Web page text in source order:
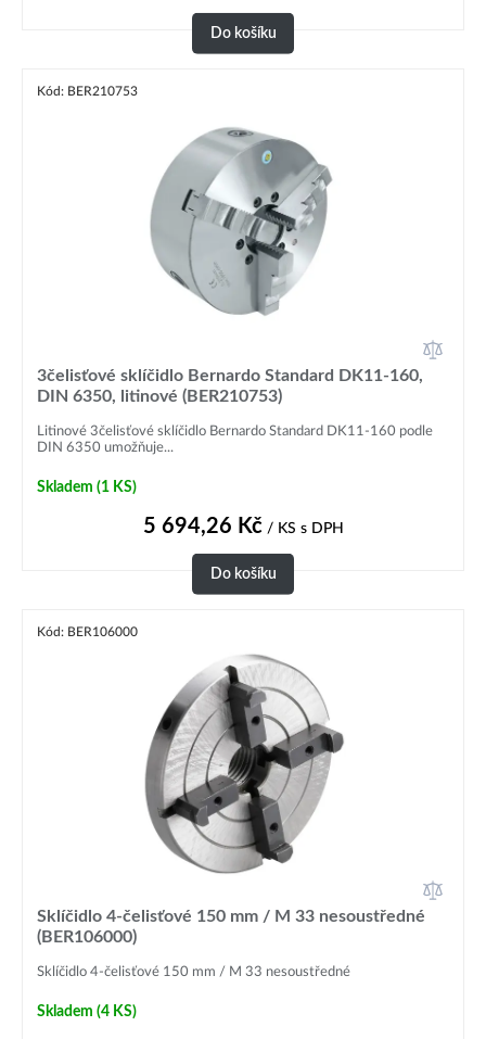
Do košíku
Kód: BER210753
3čelisťové sklíčidlo Bernardo Standard DK11-160,
DIN 6350, litinové (BER210753)
Litinové 3čelisťové sklíčidlo Bernardo Standard DK11-160 podle
DIN 6350 umožňuje...
Skladem (1 KS)
5 694,26 Kč/ KS s DPH
Do košíku
Kód: BER106000
Sklíčidlo 4-čelisťové 150 mm / M 33 nesoustředné
(BER106000)
Sklíčidlo 4-čelisťové 150 mm / M 33 nesoustředné
Skladem (4 KS)